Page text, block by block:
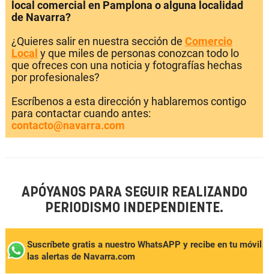
local comercial en Pamplona o alguna localidad
de Navarra?
¿Quieres salir en nuestra sección de Comercio
Local y que miles de personas conozcan todo lo
que ofreces con una noticia y fotografías hechas
por profesionales?
Escríbenos a esta dirección y hablaremos contigo
para contactar cuando antes:
contacto@navarra.com
APÓYANOS PARA SEGUIR REALIZANDO
PERIODISMO INDEPENDIENTE.
Suscríbete gratis a nuestro WhatsAPP y recibe en tu móvil
las alertas de Navarra.com